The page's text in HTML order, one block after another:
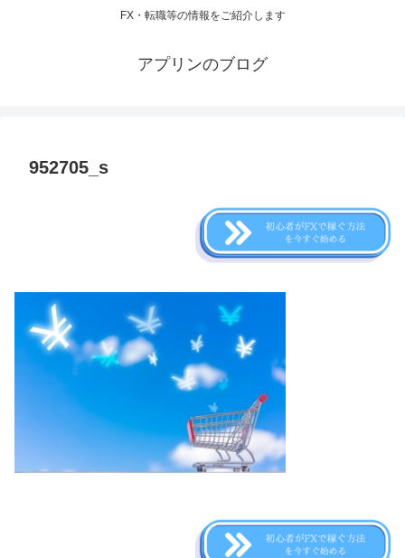
FX・転職等の情報をご紹介します
アプリンのブログ
952705_s